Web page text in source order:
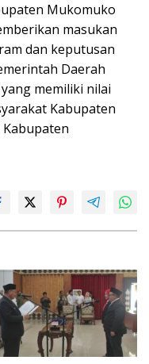
Mukomuko
masukan
dan keputusan
Daerah
memiliki nilai
Kabupaten